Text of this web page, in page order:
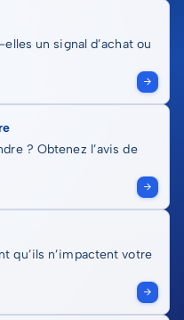
un signal d’achat ou
? Obtenez l’avis de
qu’ils n’impactent votre